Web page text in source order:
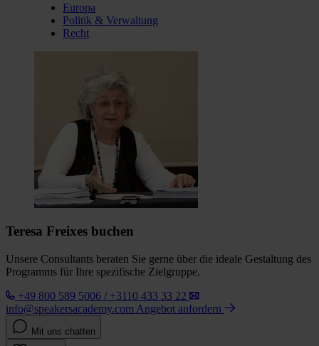
Europa
Politik & Verwaltung
Recht
Teresa Freixes buchen
Unsere Consultants beraten Sie gerne über die ideale Gestaltung des
Programms für Ihre spezifische Zielgruppe.
+49 800 589 5006 / +3110 433 33 22
info@speakersacademy.com Angebot anfordern
Mit uns chatten